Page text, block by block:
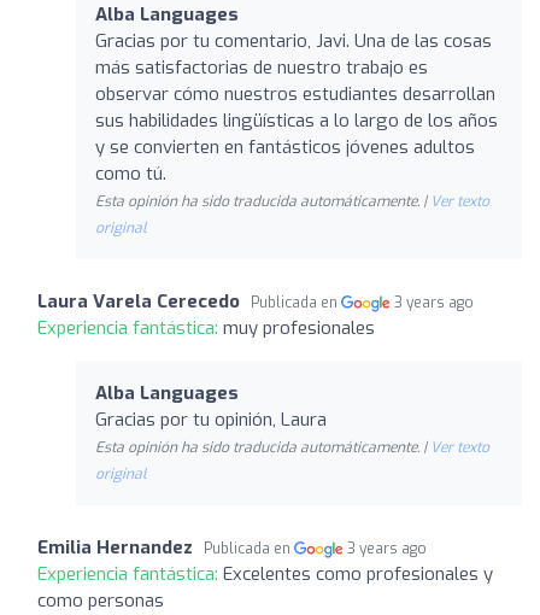
Alba Languages
Gracias por tu comentario, Javi. Una de las cosas
más satisfactorias de nuestro trabajo es
observar cómo nuestros estudiantes desarrollan
sus habilidades lingüísticas a lo largo de los años
y se convierten en fantásticos jóvenes adultos
como tú.
Esta opinión ha sido traducida automáticamente. | Ver texto
original
Laura Varela Cerecedo Publicada en 3 years ago
Experiencia fantástica: muy profesionales
Alba Languages
Gracias por tu opinión, Laura
Esta opinión ha sido traducida automáticamente. | Ver texto
original
Emilia Hernandez Publicada en 3 years ago
Experiencia fantástica: Excelentes como profesionales y
como personas